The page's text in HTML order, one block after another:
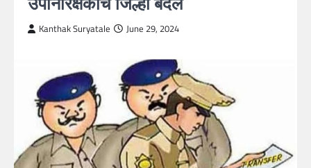
Kanthak Suryatale June 29, 2024